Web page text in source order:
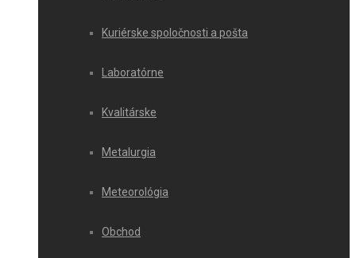
Kuriérske spoločnosti a pošta
Laboratórne
Kvalitárske
Metalurgia
Meteorológia
Obchod